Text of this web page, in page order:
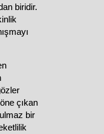
biridir.
çıkan
bir